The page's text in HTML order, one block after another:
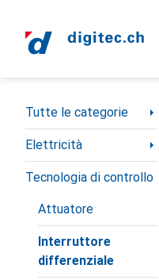
Categoria Navigazione
Tutte le categorie
Elettricità
Tecnologia di controllo
Attuatore
Interruttore
differenziale